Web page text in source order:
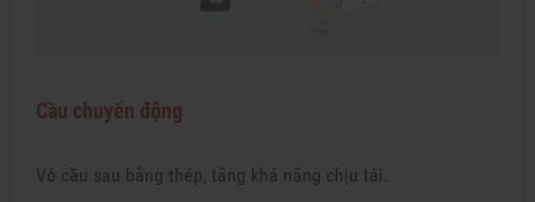
Cầu chuyển động
Vỏ cầu sau bằng thép, tăng khả năng chịu tải.